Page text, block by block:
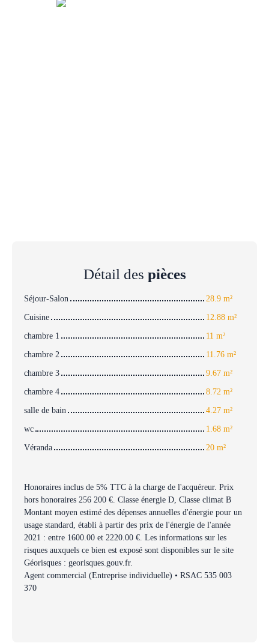
Détail des pièces
Séjour-Salon
28.9 m²
Cuisine
12.88 m²
chambre 1
11 m²
chambre 2
11.76 m²
chambre 3
9.67 m²
chambre 4
8.72 m²
salle de bain
4.27 m²
wc
1.68 m²
Véranda
20 m²
Honoraires inclus de 5% TTC à la charge de l'acquéreur. Prix
hors honoraires 256 200 €. Classe énergie D, Classe climat B
Montant moyen estimé des dépenses annuelles d'énergie pour un
usage standard, établi à partir des prix de l'énergie de l'année
2021 : entre 1600.00 et 2220.00 €. Les informations sur les
risques auxquels ce bien est exposé sont disponibles sur le site
Géorisques : georisques.gouv.fr.
Agent commercial (Entreprise individuelle) • RSAC 535 003
370